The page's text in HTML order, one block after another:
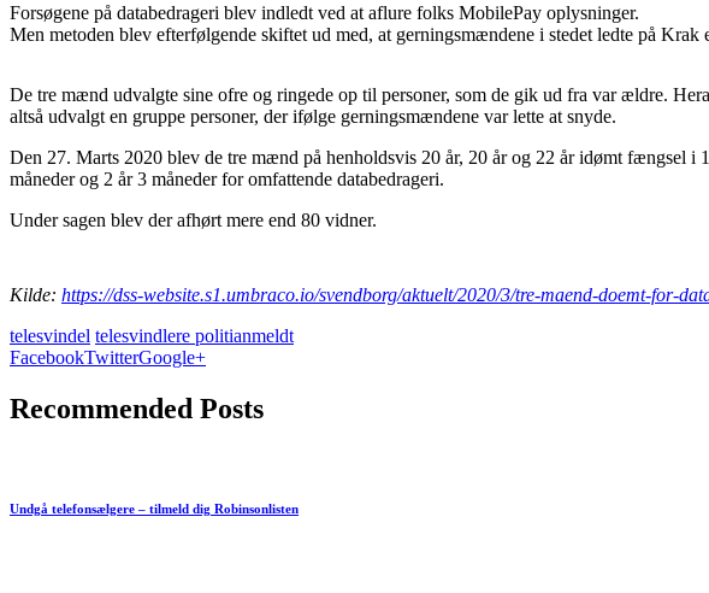
Forsøgene på databedrageri blev indledt ved at aflure folks MobilePay oplysninger.
Men metoden blev efterfølgende skiftet ud med, at gerningsmændene i stedet ledte på
De tre mænd udvalgte sine ofre og ringede op til personer, som de gik ud fra var ældre.
altså udvalgt en gruppe personer, der ifølge gerningsmændene var lette at snyde.
Den 27. Marts 2020 blev de tre mænd på henholdsvis 20 år, 20 år og 22 år idømt fængsel i
måneder og 2 år 3 måneder for omfattende databedrageri.
Under sagen blev der afhørt mere end 80 vidner.
Kilde: https://dss-website.s1.umbraco.io/svendborg/aktuelt/2020/3/tre-maend-doemt-for-
telesvindel telesvindlere politianmeldt
FacebookTwitterGoogle+
Recommended Posts
Undgå telefonsælgere – tilmeld dig Robinsonlisten